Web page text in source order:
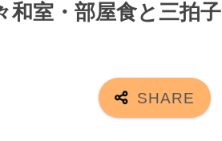
和室・部屋食と三拍子